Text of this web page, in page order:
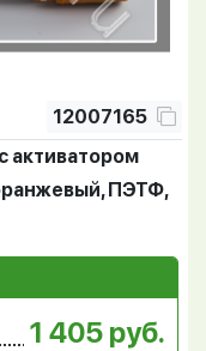
12007165
активатором
ПЭТФ,
1 405 руб.